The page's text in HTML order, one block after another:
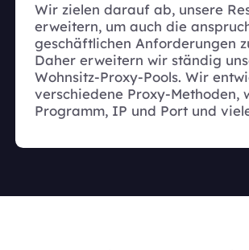
Wir zielen darauf ab, unsere
erweitern, um auch die
geschäftlichen Anforderungen
Daher erweitern wir ständig
Wohnsitz-Proxy-Pools. Wir
verschiedene Proxy-Methoden,
Programm, IP und Port und